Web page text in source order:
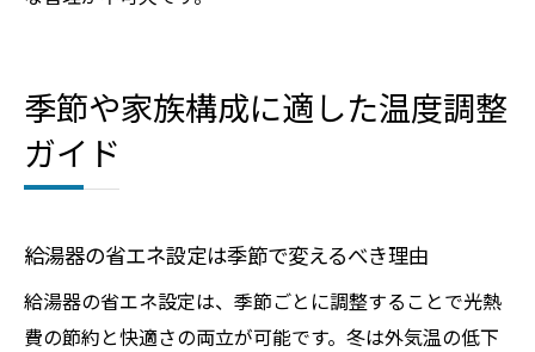
季節や家族構成に適した温度調整
ガイド
給湯器の省エネ設定は季節で変えるべき理由
給湯器の省エネ設定は、季節ごとに調整することで光熱
費の節約と快適さの両立が可能です。冬は外気温の低下